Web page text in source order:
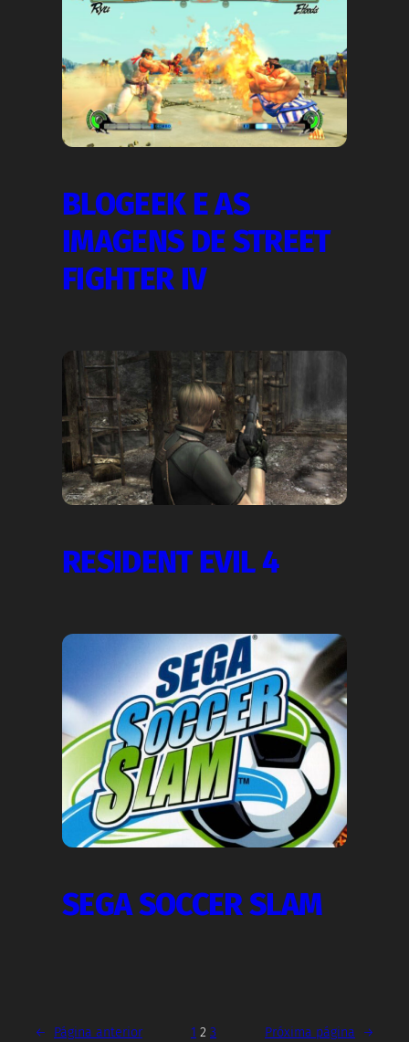
BLOGEEK E AS
IMAGENS DE STREET
FIGHTER IV
RESIDENT EVIL 4
SEGA SOCCER SLAM
← Página anterior 1 2 3 Próxima página →